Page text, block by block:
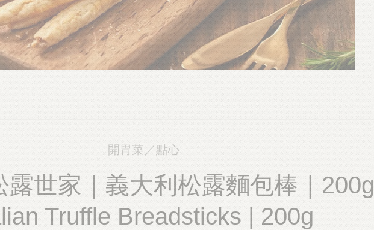
開胃菜／點心
露世家｜義大利松露麵包棒｜200g
Truffle Breadsticks | 200g